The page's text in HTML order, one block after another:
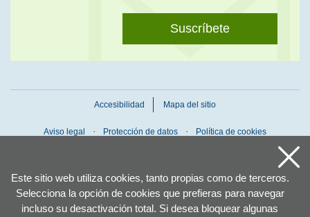
Este sitio web utiliza cookies, tanto propias como de terceros.
Selecciona la opción de cookies que prefieras para navegar
incluso su desactivación total. Si desea bloquear algunas
Suscríbete
Accesibilidad Mapa del sitio
Aviso legal Protección de datos Política de cookies